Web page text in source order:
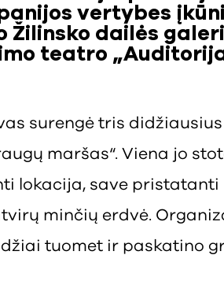
vertybes
Žilinsko dailės
teatro
surengė tris didžiausius
maršas“. Viena jo
lokacija, save
minčių erdvė.
tuomet ir paskatino